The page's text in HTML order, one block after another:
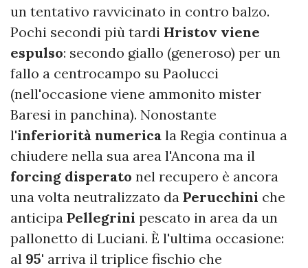
un tentativo ravvicinato in contro balzo.
Pochi secondi più tardi Hristov viene
espulso: secondo giallo (generoso) per un
fallo a centrocampo su Paolucci
(nell'occasione viene ammonito mister
Baresi in panchina). Nonostante
l'inferiorità numerica la Regia continua a
chiudere nella sua area l'Ancona ma il
forcing disperato nel recupero è ancora
una volta neutralizzato da Perucchini che
anticipa Pellegrini pescato in area da un
pallonetto di Luciani. È l'ultima occasione:
al 95' arriva il triplice fischio che